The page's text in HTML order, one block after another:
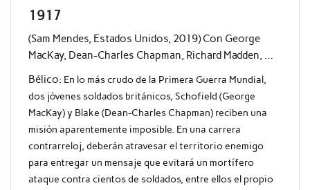
1917
(Sam Mendes, Estados Unidos, 2019) Con George
MacKay, Dean-Charles Chapman, Richard Madden, …
Bélico: En lo más crudo de la Primera Guerra Mundial,
dos jóvenes soldados británicos, Schofield (George
MacKay) y Blake (Dean-Charles Chapman) reciben una
misión aparentemente imposible. En una carrera
contrarreloj, deberán atravesar el territorio enemigo
para entregar un mensaje que evitará un mortífero
ataque contra cientos de soldados, entre ellos el propio